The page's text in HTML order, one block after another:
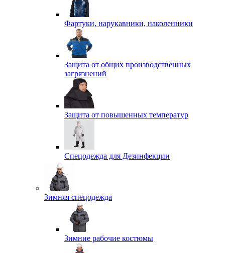
Фартуки, нарукавники, наколенники
Защита от общих производственных
загрязнений
Защита от повышенных температур
Спецодежда для Дезинфекции
Зимняя спецодежда
Зимние рабочие костюмы